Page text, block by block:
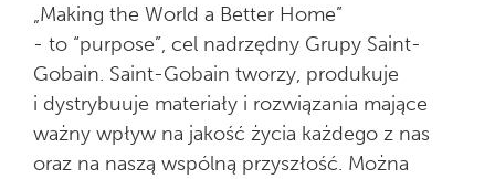
„Making the World a Better Home”
- to “purpose”, cel nadrzędny Grupy Saint-
Gobain. Saint-Gobain tworzy, produkuje
i dystrybuuje materiały i rozwiązania mające
ważny wpływ na jakość życia każdego z nas
oraz na naszą wspólną przyszłość. Można